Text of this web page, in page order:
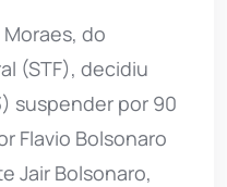
do
(STF), decidiu
suspender por 90
Flavio Bolsonaro
Jair Bolsonaro,